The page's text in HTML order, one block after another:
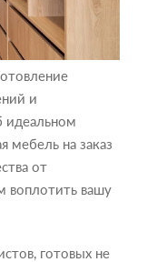
и
идеальном
мебель на заказ
от
воплотить вашу
готовых не